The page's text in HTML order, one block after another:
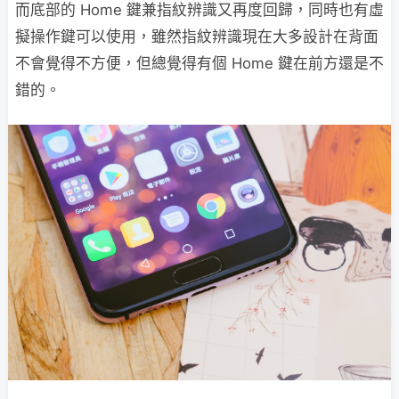
而底部的 Home 鍵兼指紋辨識又再度回歸，同時也有虛
擬操作鍵可以使用，雖然指紋辨識現在大多設計在背面
不會覺得不方便，但總覺得有個 Home 鍵在前方還是不
錯的。